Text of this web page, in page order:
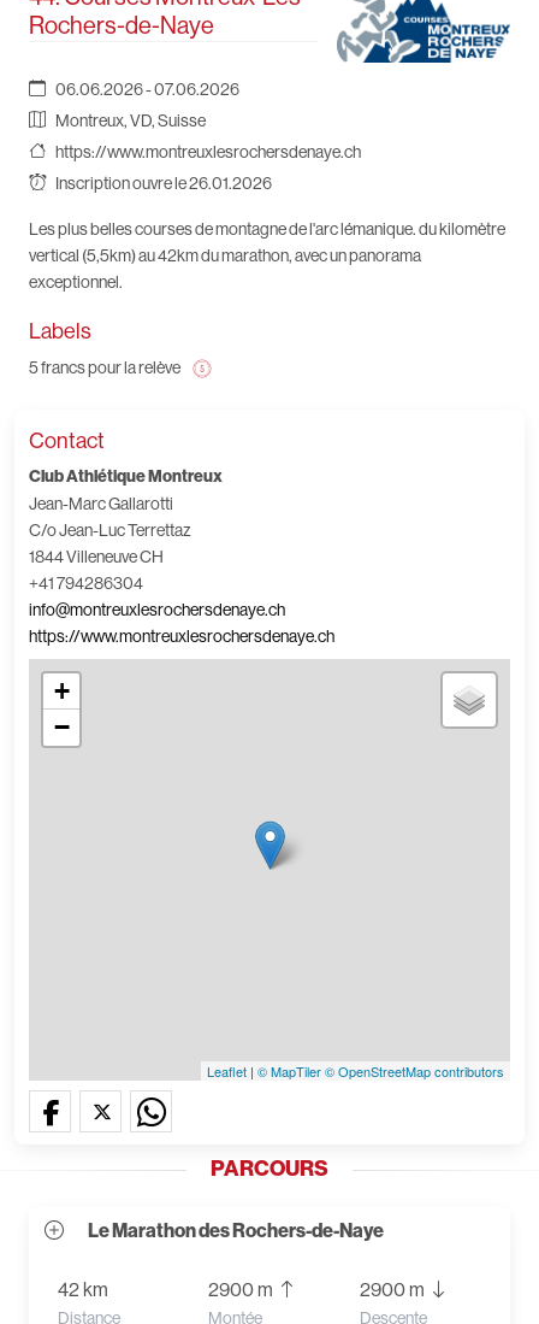
Rochers-de-Naye
06.06.2026 - 07.06.2026
Montreux, VD, Suisse
https://www.montreuxlesrochersdenaye.ch
Inscription ouvre le 26.01.2026
Les plus belles courses de montagne de l'arc lémanique. du kilomètre
vertical (5,5km) au 42km du marathon, avec un panorama
exceptionnel.
Labels
5 francs pour la relève
Contact
Club Athlétique Montreux
Jean-Marc Gallarotti
C/o Jean-Luc Terrettaz
1844 Villeneuve CH
+41 794286304
info@montreuxlesrochersdenaye.ch
https://www.montreuxlesrochersdenaye.ch
+
−
Leaflet | © MapTiler© OpenStreetMap contributors
PARCOURS
Le Marathon des Rochers-de-Naye
42 km
Distance
2900 m
Montée
2900 m
Descente